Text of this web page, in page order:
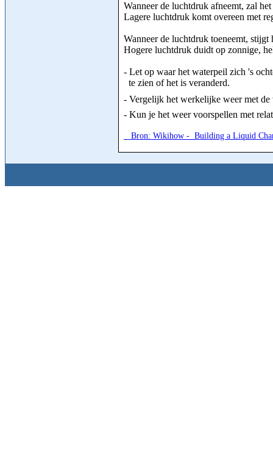
Wanneer de luchtdruk afneemt, zal
Lagere luchtdruk komt overeen met
Wanneer de luchtdruk toeneemt,
Hogere luchtdruk duidt op zonnige,
- Let op waar het waterpeil zich 's
te zien of het is veranderd.
- Vergelijk het werkelijke weer met
- Kun je het weer voorspellen met
Bron: Wikihow - Building a Liquid